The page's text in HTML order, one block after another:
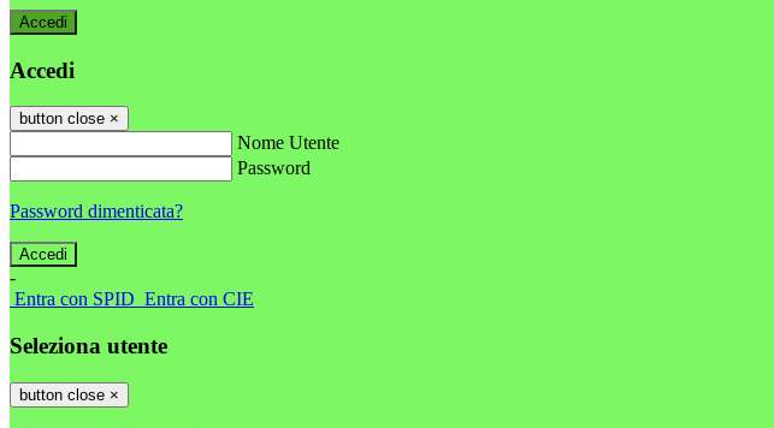
Accedi
Accedi
button close ×
Nome Utente
Password
Password dimenticata?
-
Entra con SPID Entra con CIE
Seleziona utente
button close ×